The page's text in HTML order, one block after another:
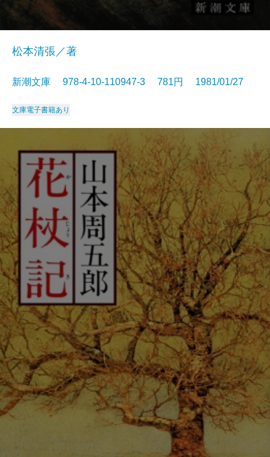
松本清張／著
新潮文庫 978-4-10-110947-3 781円 1981/01/27
文庫電子書籍あり